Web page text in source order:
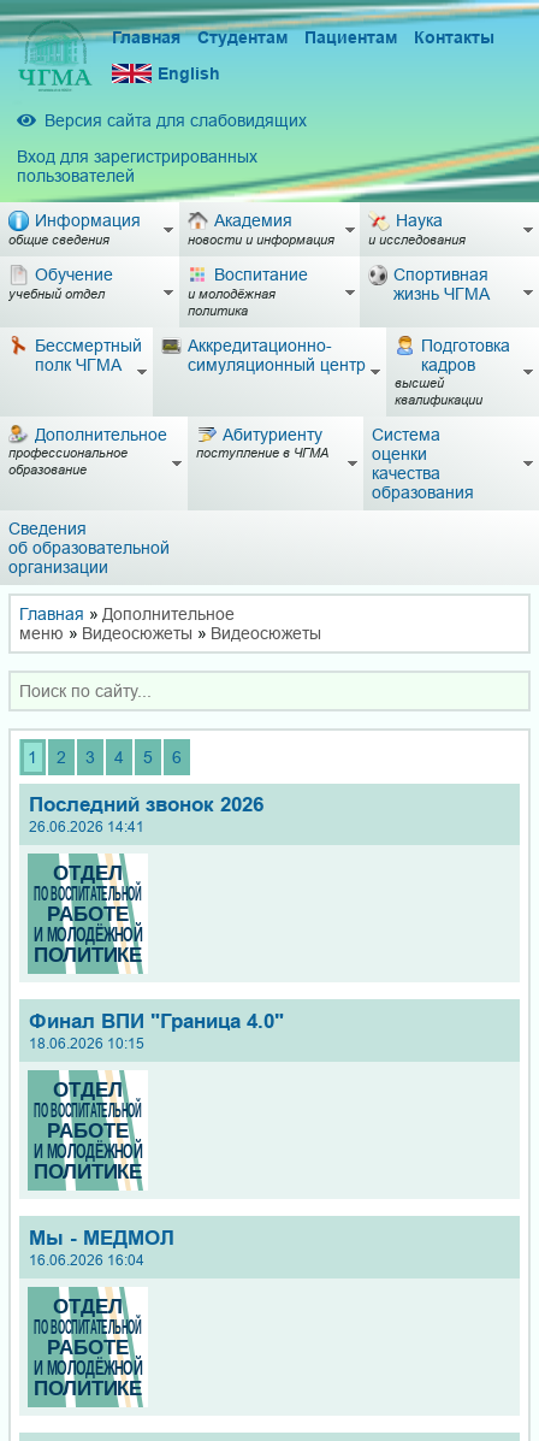
Главная Студентам Пациентам
Контакты
English
Версия сайта для слабовидящих
Вход для зарегистрированных
пользователей
Информация
общие сведения
Академия
новости и информация
Наука
и исследования
Обучение
учебный отдел
Воспитание
и молодёжная
политика
Спортивная
жизнь ЧГМА
Бессмертный
полк ЧГМА
Аккредитационно-
симуляционный центр
Подготовка
кадров
высшей
квалификации
Дополнительное
профессиональное
образование
Абитуриенту
поступление в ЧГМА
Система
оценки
качества
образования
Сведения
об образовательной
организации
Главная » Дополнительное
меню » Видеосюжеты » Видеосюжеты
1 2 3 4 5 6
Последний звонок 2026
26.06.2026 14:41
Финал ВПИ "Граница 4.0"
18.06.2026 10:15
Мы - МЕДМОЛ
16.06.2026 16:04